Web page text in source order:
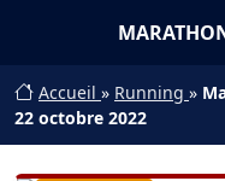
Accueil » Running »
22 octobre 2022